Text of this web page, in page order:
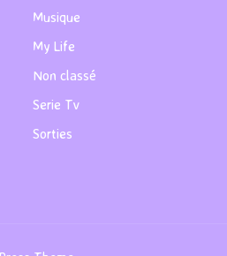
Musique
My Life
Non classé
Serie Tv
Sorties